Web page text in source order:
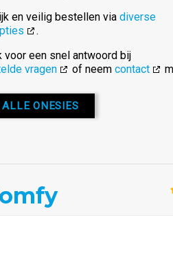
en veilig bestellen via diverse
.
voor een snel antwoord bij
vragen of neem contact
ONESIES